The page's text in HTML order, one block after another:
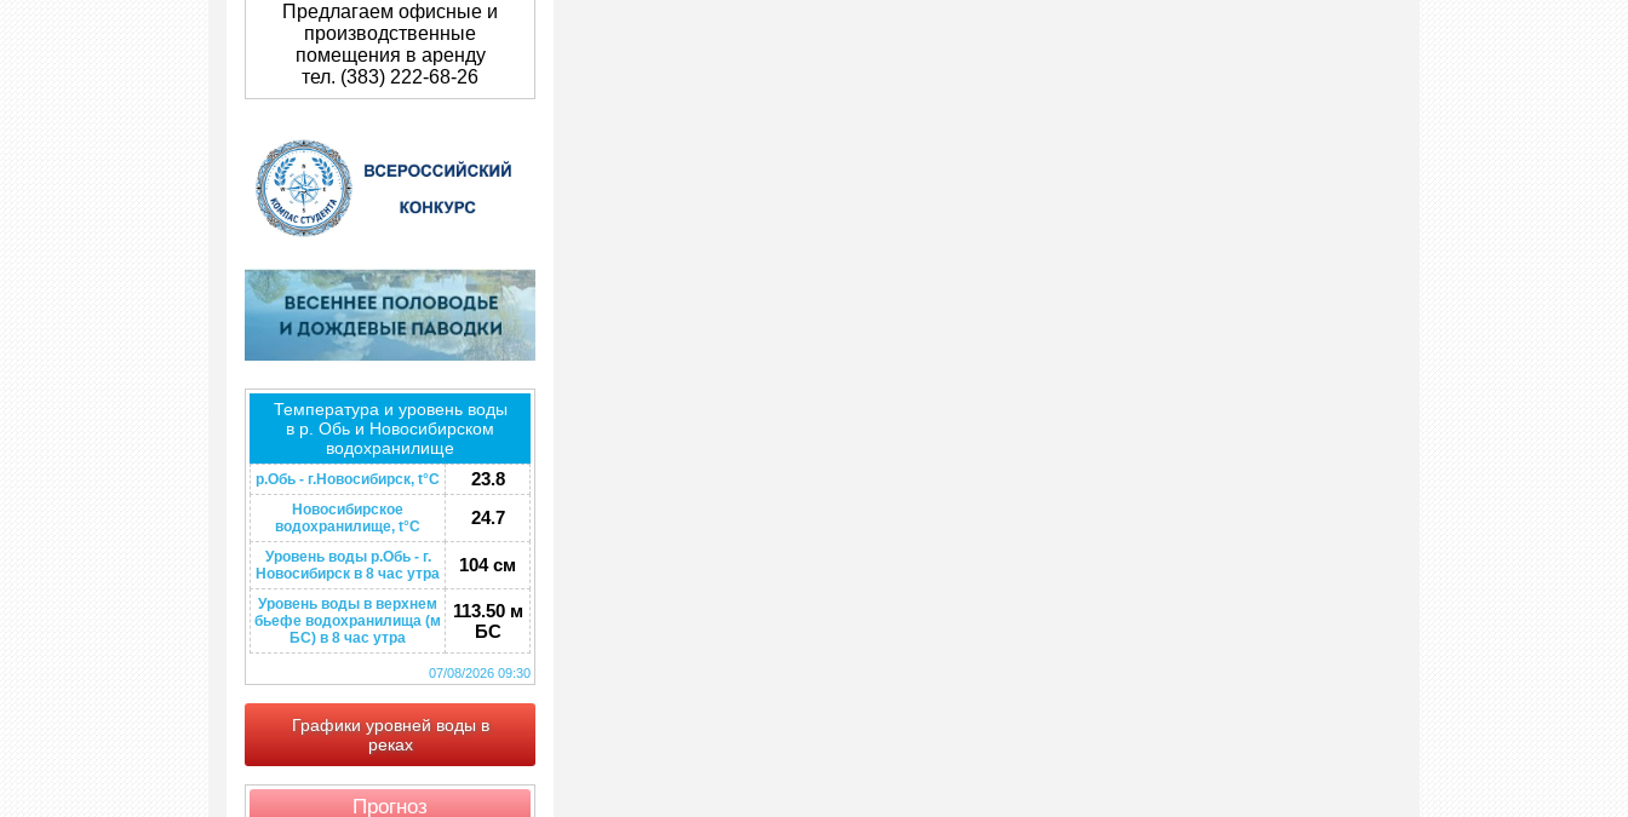
Предлагаем офисные и
производственные
помещения в аренду
тел. (383) 222-68-26
Температура и уровень воды
в р. Обь и Новосибирском
водохранилище
р.Обь - г.Новосибирск, t°C 23.8
Новосибирское
водохранилище, t°C
24.7
Уровень воды р.Обь - г.
Новосибирск в 8 час утра
104 см
Уровень воды в верхнем
бьефе водохранилища (м
БС) в 8 час утра
113.50 м
БС
07/08/2026 09:30
Графики уровней воды в
реках
Прогноз